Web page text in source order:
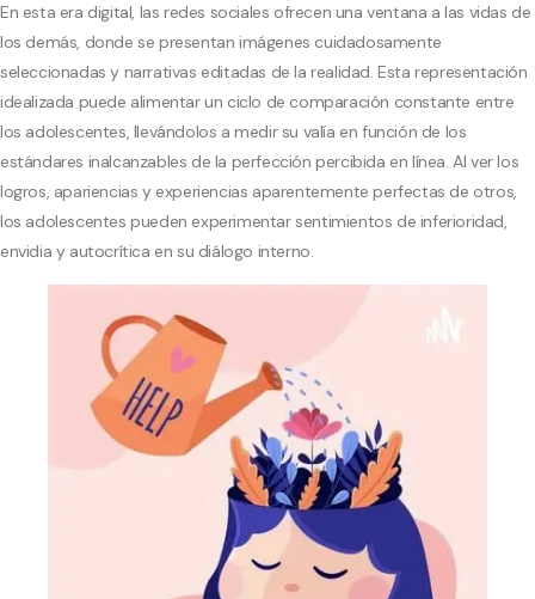
En esta era digital, las redes sociales ofrecen una ventana a las vidas de
los demás, donde se presentan imágenes cuidadosamente
seleccionadas y narrativas editadas de la realidad. Esta representación
idealizada puede alimentar un ciclo de comparación constante entre
los adolescentes, llevándolos a medir su valía en función de los
estándares inalcanzables de la perfección percibida en línea. Al ver los
logros, apariencias y experiencias aparentemente perfectas de otros,
los adolescentes pueden experimentar sentimientos de inferioridad,
envidia y autocrítica en su diálogo interno.